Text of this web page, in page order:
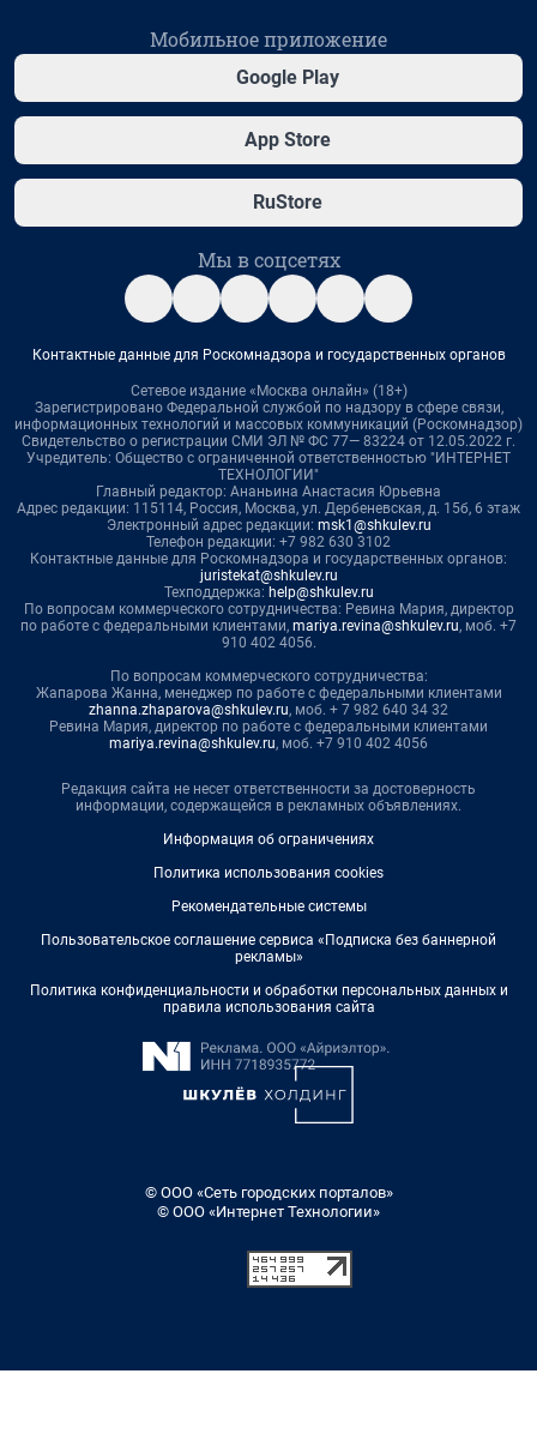
Мобильное приложение
Google Play
App Store
RuStore
Мы в соцсетях
Контактные данные для Роскомнадзора и государственных органов
Сетевое издание «Москва онлайн» (18+)
Зарегистрировано Федеральной службой по надзору в сфере связи,
информационных технологий и массовых коммуникаций (Роскомнадзор)
Свидетельство о регистрации СМИ ЭЛ № ФС 77— 83224 от 12.05.2022 г.
Учредитель: Общество с ограниченной ответственностью "ИНТЕРНЕТ
ТЕХНОЛОГИИ"
Главный редактор: Ананьина Анастасия Юрьевна
Адрес редакции: 115114, Россия, Москва, ул. Дербеневская, д. 15б, 6 этаж
Электронный адрес редакции: msk1@shkulev.ru
Телефон редакции: +7 982 630 3102
Контактные данные для Роскомнадзора и государственных органов:
juristekat@shkulev.ru
Техподдержка: help@shkulev.ru
По вопросам коммерческого сотрудничества: Ревина Мария, директор
по работе с федеральными клиентами, mariya.revina@shkulev.ru, моб. +7
910 402 4056.
По вопросам коммерческого сотрудничества:
Жапарова Жанна, менеджер по работе с федеральными клиентами
zhanna.zhaparova@shkulev.ru, моб. + 7 982 640 34 32
Ревина Мария, директор по работе с федеральными клиентами
mariya.revina@shkulev.ru, моб. +7 910 402 4056
Редакция сайта не несет ответственности за достоверность
информации, содержащейся в рекламных объявлениях.
Информация об ограничениях
Политика использования cookies
Рекомендательные системы
Пользовательское соглашение сервиса «Подписка без баннерной
рекламы»
Политика конфиденциальности и обработки персональных данных и
правила использования сайта
© ООО «Сеть городских порталов»
© ООО «Интернет Технологии»